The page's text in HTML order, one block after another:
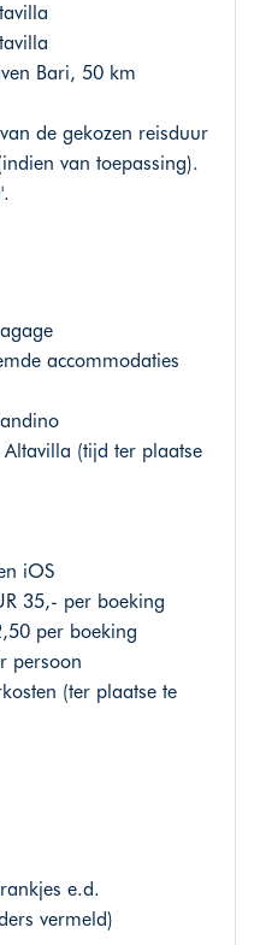
Bari, 50 km
de gekozen reisduur
van toepassing).
accommodaties
Altavilla (tijd ter plaatse
iOS
35,- per boeking
per boeking
persoon
(ter plaatse te
e.d.
vermeld)